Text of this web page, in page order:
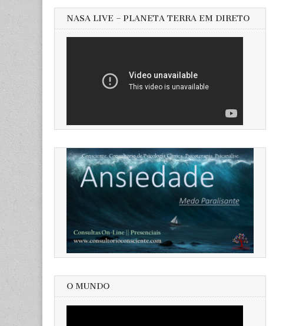
NASA LIVE – PLANETA TERRA EM DIRETO
O MUNDO